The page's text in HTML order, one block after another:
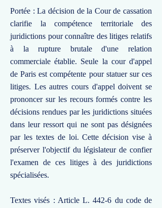
Portée : La décision de la Cour de cassation
clarifie la compétence territoriale des
juridictions pour connaître des litiges relatifs
à la rupture brutale d'une relation
commerciale établie. Seule la cour d'appel
de Paris est compétente pour statuer sur ces
litiges. Les autres cours d'appel doivent se
prononcer sur les recours formés contre les
décisions rendues par les juridictions situées
dans leur ressort qui ne sont pas désignées
par les textes de loi. Cette décision vise à
préserver l'objectif du législateur de confier
l'examen de ces litiges à des juridictions
spécialisées.
Textes visés : Article L. 442-6 du code de